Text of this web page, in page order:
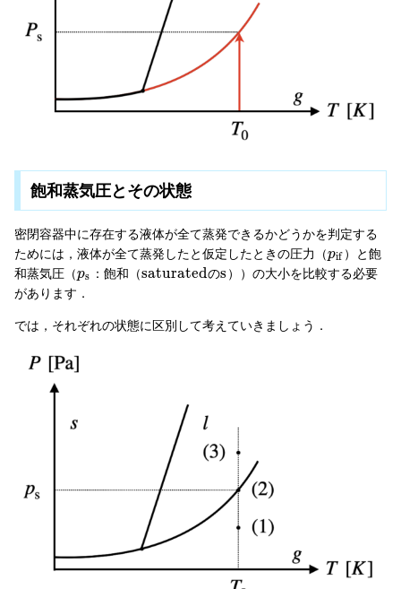
飽和蒸気圧とその状態
密閉容器中に存在する液体が全て蒸発できるかどうかを判定する
ためには，液体が全て蒸発したと仮定したときの圧力（pif ）と飽
和蒸気圧（ps ：飽和（saturatedのs））の大小を比較する必要
があります．
では，それぞれの状態に区別して考えていきましょう．